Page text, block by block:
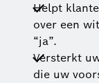
Helpt
over een
“ja”.
Versterkt
die uw